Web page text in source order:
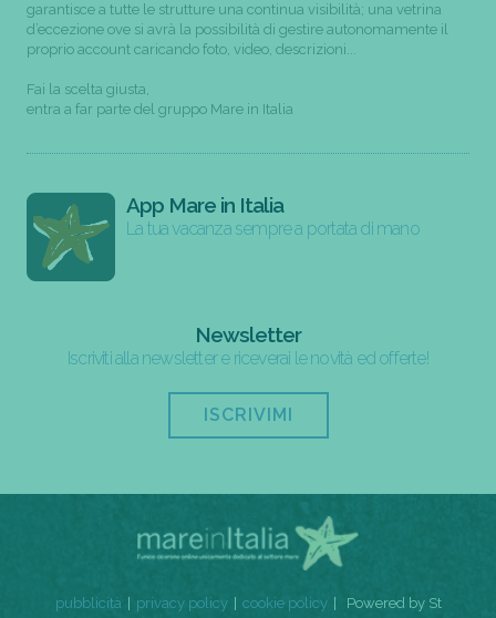
garantisce a tutte le strutture una continua visibilità; una vetrina
d’eccezione ove si avrà la possibilità di gestire autonomamente il
proprio account caricando foto, video, descrizioni...
Fai la scelta giusta,
entra a far parte del gruppo Mare in Italia
App Mare in Italia
La tua vacanza sempre a portata di mano
Newsletter
Iscriviti alla newsletter e riceverai le novità ed offerte!
ISCRIVIMI
pubblicità privacy policy cookie policy Powered by St